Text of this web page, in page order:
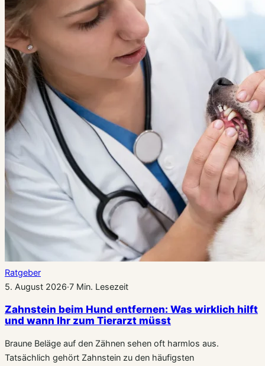
Ratgeber
5. August 2026·7 Min. Lesezeit
Zahnstein beim Hund entfernen: Was wirklich hilft
und wann Ihr zum Tierarzt müsst
Braune Beläge auf den Zähnen sehen oft harmlos aus.
Tatsächlich gehört Zahnstein zu den häufigsten